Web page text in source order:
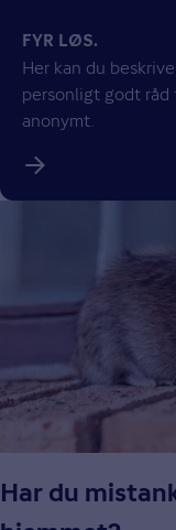
FYR LØS.
Her kan du
personligt godt råd
anonymt.
Har du